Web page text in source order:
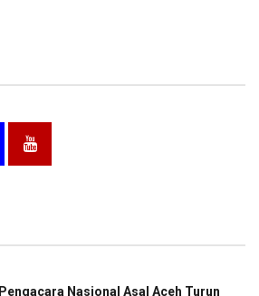
Pengacara Nasional Asal Aceh Turun